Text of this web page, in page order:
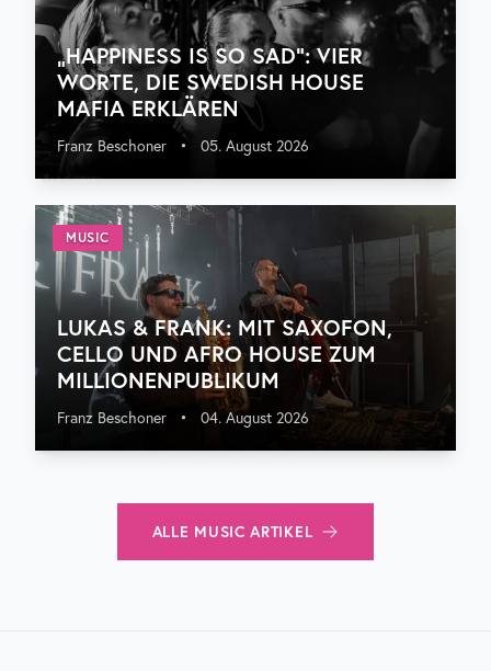
„HAPPINESS IS SO SAD“: VIER
WORTE, DIE SWEDISH HOUSE
MAFIA ERKLÄREN
Franz Beschoner • 05. August 2026
MUSIC
LUKAS & FRANK: MIT SAXOFON,
CELLO UND AFRO HOUSE ZUM
MILLIONENPUBLIKUM
Franz Beschoner • 04. August 2026
ALLE MUSIC ARTIKEL